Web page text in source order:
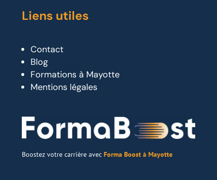
Liens utiles
Contact
Blog
Formations à Mayotte
Mentions légales
Boostez votre carrière avec Forma Boost à Mayotte